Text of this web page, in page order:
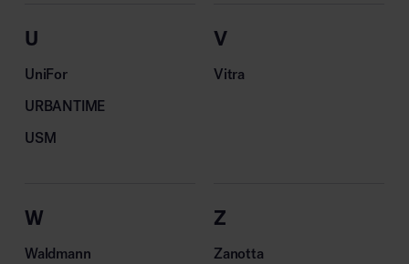
U
UniFor
URBANTIME
USM
V
Vitra
W
Waldmann
Z
Zanotta